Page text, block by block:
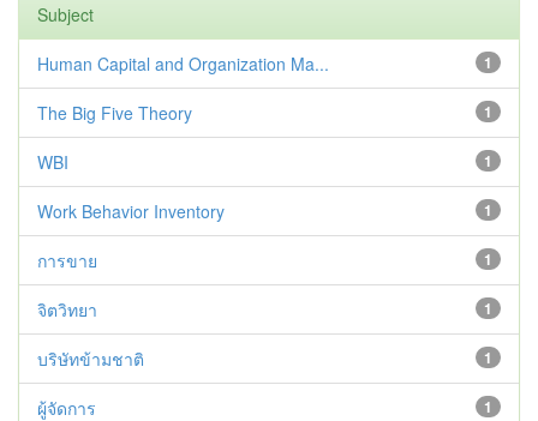
Subject
1
Human Capital and Organization Ma...
1
The Big Five Theory
1
WBI
1
Work Behavior Inventory
1
การขาย
1
จิตวิทยา
1
บริษัทข้ามชาติ
1
ผู้จัดการ